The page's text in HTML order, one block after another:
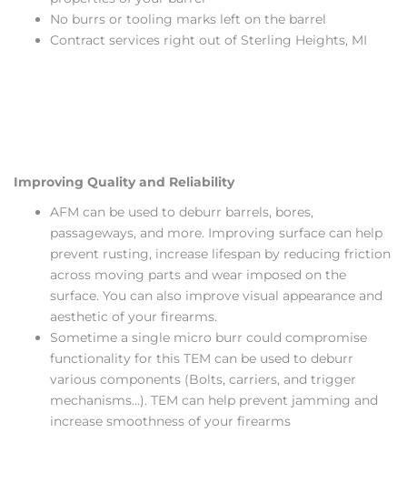
No burrs or tooling marks left on the barrel
Contract services right out of Sterling Heights, MI
Improving Quality and Reliability
AFM can be used to deburr barrels, bores,
passageways, and more. Improving surface can help
prevent rusting, increase lifespan by reducing friction
across moving parts and wear imposed on the
surface. You can also improve visual appearance and
aesthetic of your firearms.
Sometime a single micro burr could compromise
functionality for this TEM can be used to deburr
various components (Bolts, carriers, and trigger
mechanisms…). TEM can help prevent jamming and
increase smoothness of your firearms